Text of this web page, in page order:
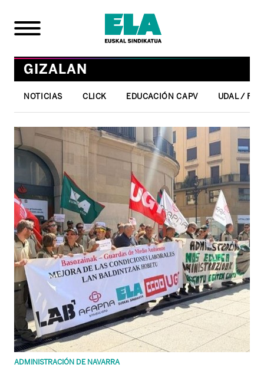
GIZALAN
NOTICIAS CLICK EDUCACIÓN CAPV UDAL /
ADMINISTRACIÓN DE NAVARRA